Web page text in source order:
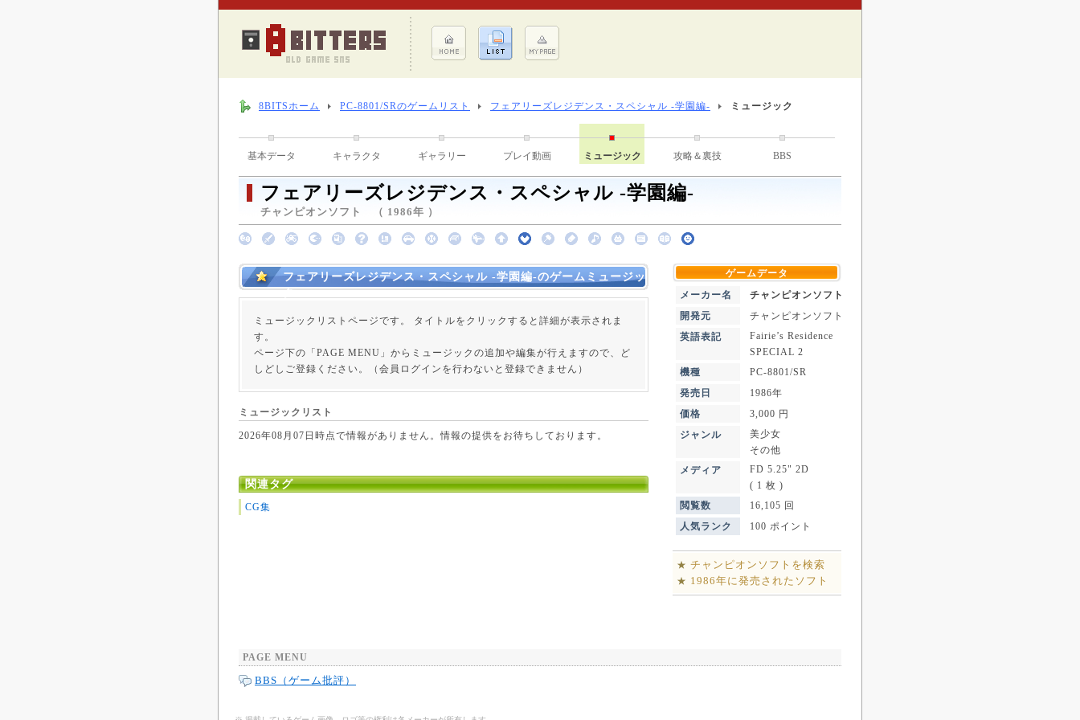
8BITSホーム PC-8801/SRのゲームリスト フェアリーズレジデンス・スペシャル -学園編- ミュージック
基本データ キャラクタ ギャラリー プレイ動画 ミュージック 攻略＆裏技 BBS
フェアリーズレジデンス・スペシャル -学園編-
チャンピオンソフト （ 1986年 ）
フェアリーズレジデンス・スペシャル -学園編-のゲームミュージッ
ク
ミュージックリストページです。 タイトルをクリックすると詳細が表示されま
す。
ページ下の「PAGE MENU」からミュージックの追加や編集が行えますので、ど
しどしご登録ください。（会員ログインを行わないと登録できません）
ミュージックリスト
2026年08月07日時点で情報がありません。情報の提供をお待ちしております。
関連タグ
CG集
ゲームデータ
メーカー名
チャンピオンソフト
開発元
チャンピオンソフト
英語表記
Fairie’s Residence
SPECIAL 2
機種
PC-8801/SR
発売日
1986年
価格
3,000 円
ジャンル
美少女
その他
メディア
FD 5.25" 2D
( 1 枚 )
閲覧数
16,105 回
人気ランク
100 ポイント
★ チャンピオンソフトを検索
★ 1986年に発売されたソフト
PAGE MENU
BBS（ゲーム批評）